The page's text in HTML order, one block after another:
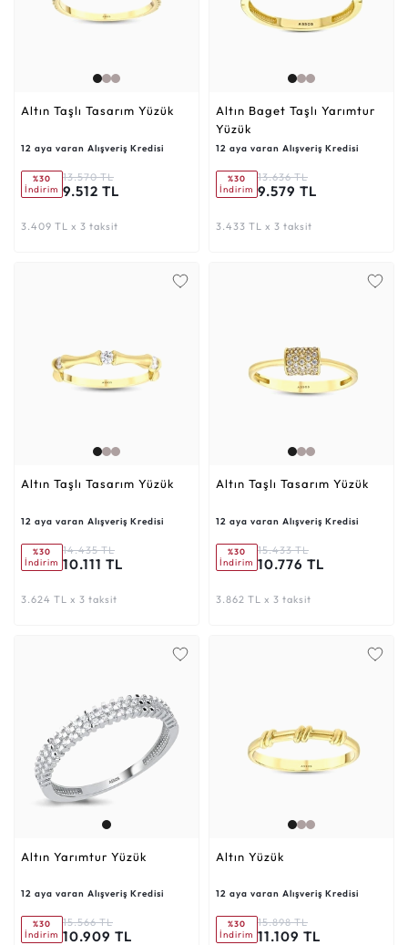
Altın Taşlı Tasarım Yüzük
12 aya varan Alışveriş Kredisi
%30
İndirim
13.570 TL
9.512 TL
3.409 TL x 3 taksit
Altın Baget Taşlı Yarımtur
Yüzük
12 aya varan Alışveriş Kredisi
%30
İndirim
13.636 TL
9.579 TL
3.433 TL x 3 taksit
Altın Taşlı Tasarım Yüzük
12 aya varan Alışveriş Kredisi
%30
İndirim
14.435 TL
10.111 TL
3.624 TL x 3 taksit
Altın Taşlı Tasarım Yüzük
12 aya varan Alışveriş Kredisi
%30
İndirim
15.433 TL
10.776 TL
3.862 TL x 3 taksit
Altın Yarımtur Yüzük
12 aya varan Alışveriş Kredisi
%30
İndirim
15.566 TL
10.909 TL
Altın Yüzük
12 aya varan Alışveriş Kredisi
%30
İndirim
15.898 TL
11.109 TL